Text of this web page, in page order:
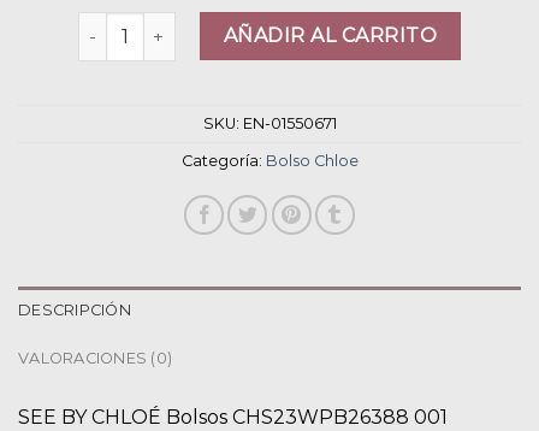
bolso chloe cantidadAÑADIR AL CARRITO
SKU: EN-01550671
Categoría: Bolso Chloe
DESCRIPCIÓN
VALORACIONES (0)
SEE BY CHLOÉ Bolsos CHS23WPB26388 001